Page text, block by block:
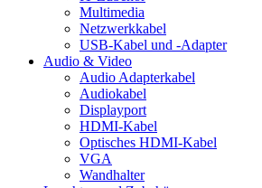
Multimedia
Netzwerkkabel
USB-Kabel und -Adapter
Audio & Video
Audio Adapterkabel
Audiokabel
Displayport
HDMI-Kabel
Optisches HDMI-Kabel
VGA
Wandhalter